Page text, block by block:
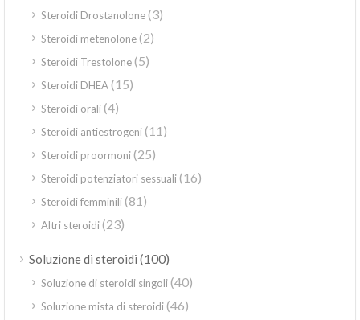
Steroidi Drostanolone(3)
Steroidi metenolone(2)
Steroidi Trestolone(5)
Steroidi DHEA(15)
Steroidi orali(4)
Steroidi antiestrogeni(11)
Steroidi proormoni(25)
Steroidi potenziatori sessuali(16)
Steroidi femminili(81)
Altri steroidi(23)
Soluzione di steroidi (100)
Soluzione di steroidi singoli(40)
Soluzione mista di steroidi(46)